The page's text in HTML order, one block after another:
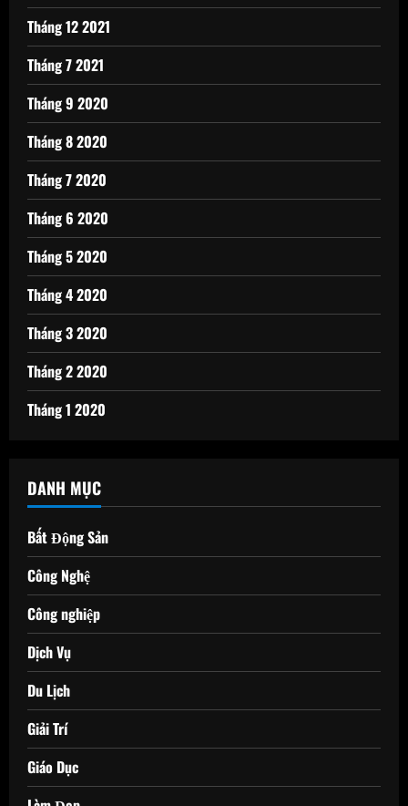
Tháng 12 2021
Tháng 7 2021
Tháng 9 2020
Tháng 8 2020
Tháng 7 2020
Tháng 6 2020
Tháng 5 2020
Tháng 4 2020
Tháng 3 2020
Tháng 2 2020
Tháng 1 2020
DANH MỤC
Bất Động Sản
Công Nghệ
Công nghiệp
Dịch Vụ
Du Lịch
Giải Trí
Giáo Dục